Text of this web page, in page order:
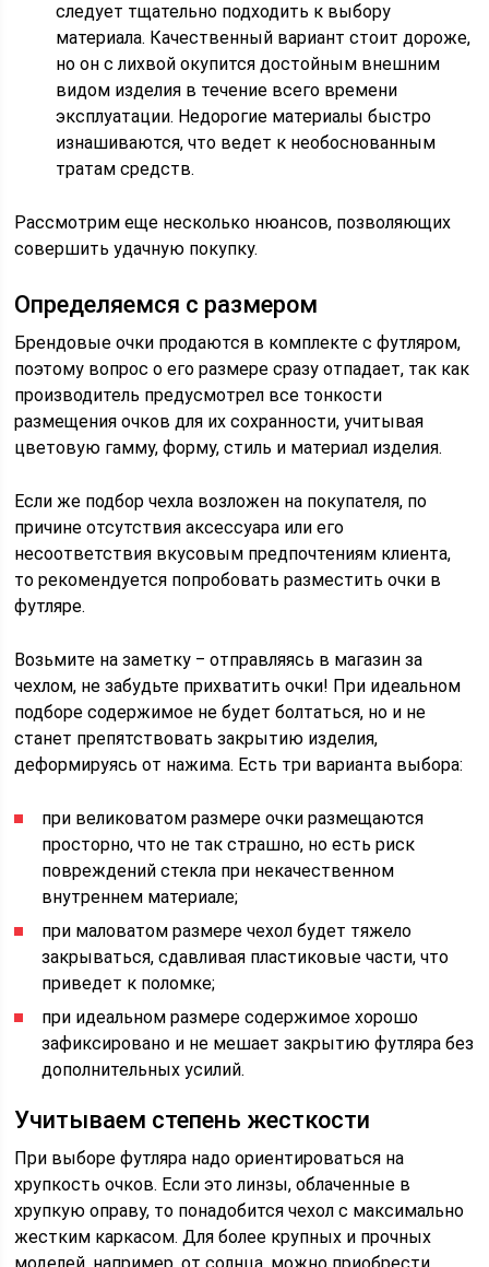
следует тщательно подходить к выбору
материала. Качественный вариант стоит дороже,
но он с лихвой окупится достойным внешним
видом изделия в течение всего времени
эксплуатации. Недорогие материалы быстро
изнашиваются, что ведет к необоснованным
тратам средств.
Рассмотрим еще несколько нюансов, позволяющих
совершить удачную покупку.
Определяемся с размером
Брендовые очки продаются в комплекте с футляром,
поэтому вопрос о его размере сразу отпадает, так как
производитель предусмотрел все тонкости
размещения очков для их сохранности, учитывая
цветовую гамму, форму, стиль и материал изделия.
Если же подбор чехла возложен на покупателя, по
причине отсутствия аксессуара или его
несоответствия вкусовым предпочтениям клиента,
то рекомендуется попробовать разместить очки в
футляре.
Возьмите на заметку ‒ отправляясь в магазин за
чехлом, не забудьте прихватить очки! При идеальном
подборе содержимое не будет болтаться, но и не
станет препятствовать закрытию изделия,
деформируясь от нажима. Есть три варианта выбора:
при великоватом размере очки размещаются
просторно, что не так страшно, но есть риск
повреждений стекла при некачественном
внутреннем материале;
при маловатом размере чехол будет тяжело
закрываться, сдавливая пластиковые части, что
приведет к поломке;
при идеальном размере содержимое хорошо
зафиксировано и не мешает закрытию футляра без
дополнительных усилий.
Учитываем степень жесткости
При выборе футляра надо ориентироваться на
хрупкость очков. Если это линзы, облаченные в
хрупкую оправу, то понадобится чехол с максимально
жестким каркасом. Для более крупных и прочных